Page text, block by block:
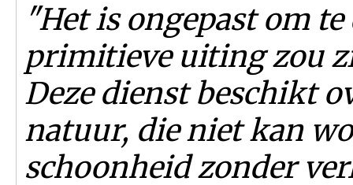
"Het is ongepast om
primitieve uiting zou
Deze dienst beschikt
natuur, die niet kan
schoonheid zonder